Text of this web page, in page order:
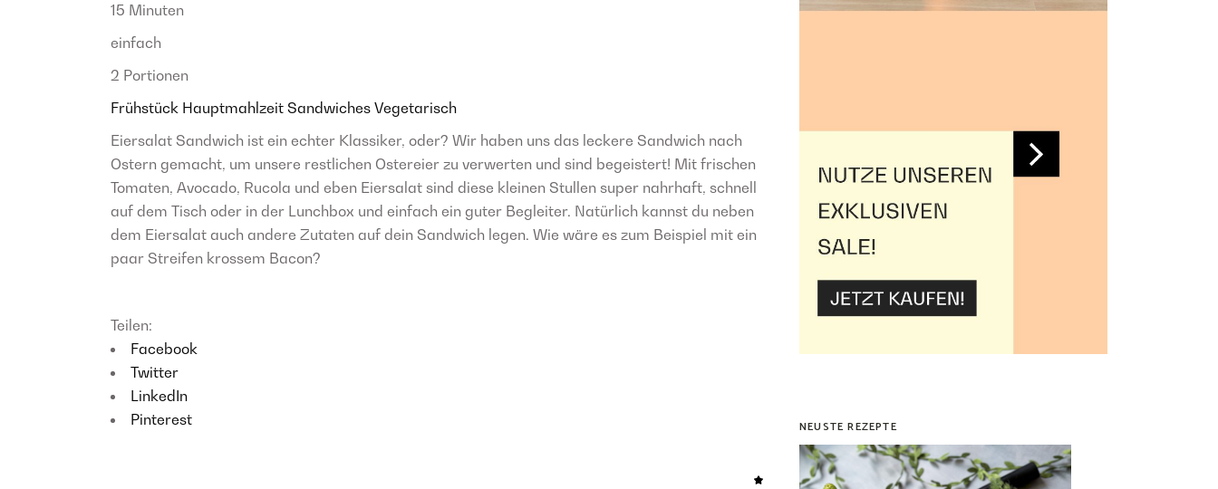
15 Minuten
einfach
2 Portionen
Frühstück Hauptmahlzeit Sandwiches Vegetarisch
Eiersalat Sandwich ist ein echter Klassiker, oder? Wir haben uns das leckere Sandwich nach
Ostern gemacht, um unsere restlichen Ostereier zu verwerten und sind begeistert! Mit frischen
Tomaten, Avocado, Rucola und eben Eiersalat sind diese kleinen Stullen super nahrhaft, schnell
auf dem Tisch oder in der Lunchbox und einfach ein guter Begleiter. Natürlich kannst du neben
dem Eiersalat auch andere Zutaten auf dein Sandwich legen. Wie wäre es zum Beispiel mit ein
paar Streifen krossem Bacon?
Teilen:
Facebook
Twitter
LinkedIn
Pinterest
NEUSTE REZEPTE